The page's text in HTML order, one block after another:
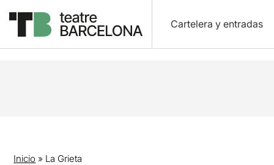
Cartelera y entradas
Inicio » La Grieta